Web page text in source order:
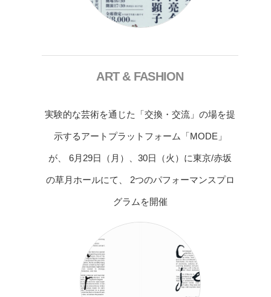
ART & FASHION
実験的な芸術を通じた「交換・交流」の場を提
示するアートプラットフォーム「MODE」
が、 6月29日（月）、30日（火）に東京/赤坂
の草月ホールにて、 2つのパフォーマンスプロ
グラムを開催